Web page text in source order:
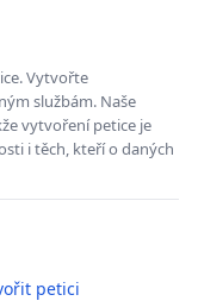
Vytvořte
službám. Naše
vytvoření petice je
i těch, kteří o daných
petici